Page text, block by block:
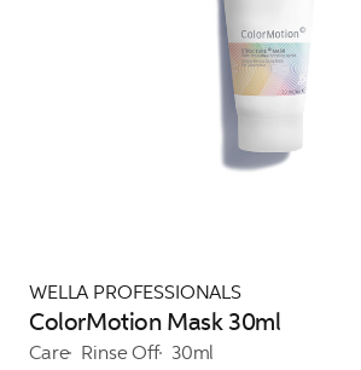
WELLA PROFESSIONALS
ColorMotion Mask 30ml
Care Rinse Off 30ml